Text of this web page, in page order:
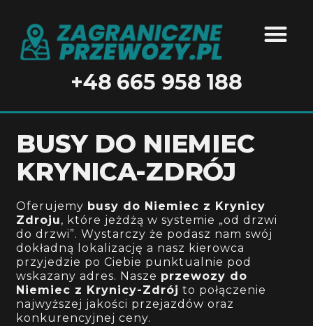
+48 665 958 188
BUSY DO NIEMIEC
KRYNICA-ZDRÓJ
Oferujemy busy do Niemiec z Krynicy
Zdroju, które jeżdżą w systemie „od drzwi
do drzwi”. Wystarczy że podasz nam swój
dokładną lokalizację a nasz kierowca
przyjedzie po Ciebie punktualnie pod
wskazany adres. Nasze przewozy do
Niemiec z Krynicy-Zdrój to połączenie
najwyższej jakości przejazdów oraz
konkurencyjnej ceny.